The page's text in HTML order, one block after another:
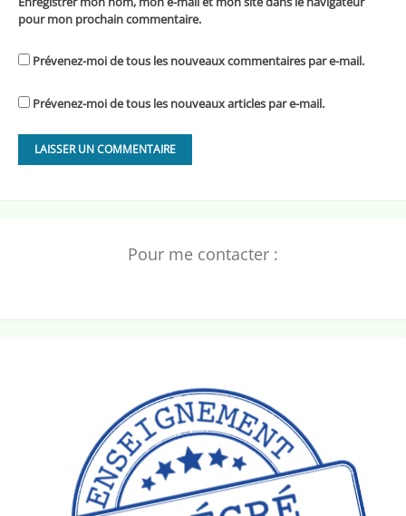
pour mon prochain commentaire.
Prévenez-moi de tous les nouveaux commentaires par e-mail.
Prévenez-moi de tous les nouveaux articles par e-mail.
Pour me contacter :